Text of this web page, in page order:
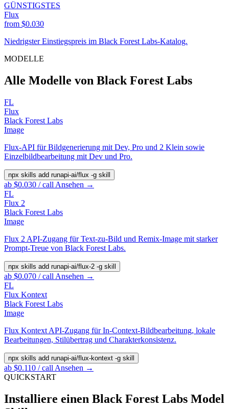
GÜNSTIGSTES
Flux
from $0.030
Niedrigster Einstiegspreis im Black Forest Labs-Katalog.
MODELLE
Alle Modelle von Black Forest Labs
FL
Flux
Black Forest Labs
Image
Flux-API für Bildgenerierung mit Dev, Pro und 2 Klein sowie
Einzelbildbearbeitung mit Dev und Pro.
npx skills add runapi-ai/flux -g skill
ab $0.030 / call Ansehen →
FL
Flux 2
Black Forest Labs
Image
Flux 2 API-Zugang für Text-zu-Bild und Remix-Image mit starker
Prompt-Treue von Black Forest Labs.
npx skills add runapi-ai/flux-2 -g skill
ab $0.070 / call Ansehen →
FL
Flux Kontext
Black Forest Labs
Image
Flux Kontext API-Zugang für In-Context-Bildbearbeitung, lokale
Bearbeitungen, Stilübertrag und Charakterkonsistenz.
npx skills add runapi-ai/flux-kontext -g skill
ab $0.110 / call Ansehen →
QUICKSTART
Installiere einen Black Forest Labs Model